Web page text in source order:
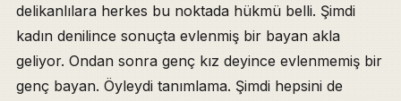
delikanlılara herkes bu noktada hükmü belli. Şimdi
kadın denilince sonuçta evlenmiş bir bayan akla
geliyor. Ondan sonra genç kız deyince evlenmemiş bir
genç bayan. Öyleydi tanımlama. Şimdi hepsini de